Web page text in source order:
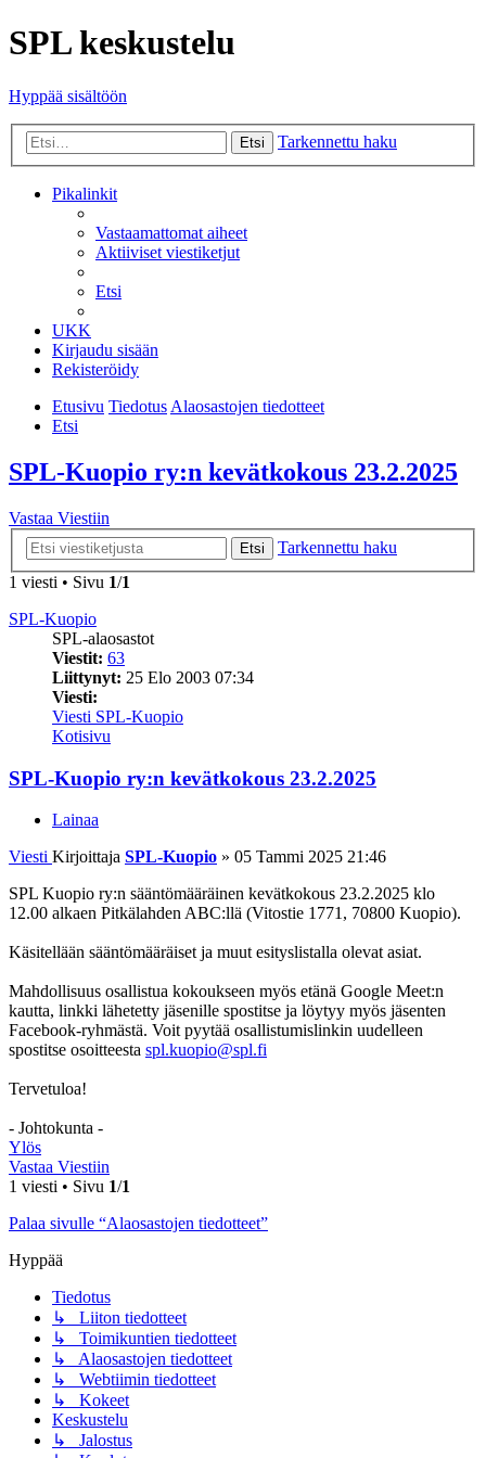
SPL keskustelu
Hyppää sisältöön
Etsi Tarkennettu haku
Pikalinkit
Vastaamattomat aiheet
Aktiiviset viestiketjut
Etsi
UKK
Kirjaudu sisään
Rekisteröidy
Etusivu TiedotusAlaosastojen tiedotteet
Etsi
SPL-Kuopio ry:n kevätkokous 23.2.2025
Vastaa Viestiin
Etsi
Tarkennettu haku
1 viesti • Sivu 1/1
SPL-Kuopio
SPL-alaosastot
Viestit: 63
Liittynyt: 25 Elo 2003 07:34
Viesti:
Viesti SPL-Kuopio
Kotisivu
SPL-Kuopio ry:n kevätkokous 23.2.2025
Lainaa
Viesti Kirjoittaja SPL-Kuopio » 05 Tammi 2025 21:46
SPL Kuopio ry:n sääntömääräinen kevätkokous 23.2.2025 klo
12.00 alkaen Pitkälahden ABC:llä (Vitostie 1771, 70800 Kuopio).
Käsitellään sääntömääräiset ja muut esityslistalla olevat asiat.
Mahdollisuus osallistua kokoukseen myös etänä Google Meet:n
kautta, linkki lähetetty jäsenille spostitse ja löytyy myös jäsenten
Facebook-ryhmästä. Voit pyytää osallistumislinkin uudelleen
spostitse osoitteesta spl.kuopio@spl.fi
Tervetuloa!
- Johtokunta -
Ylös
Vastaa Viestiin
1 viesti • Sivu 1/1
Palaa sivulle “Alaosastojen tiedotteet”
Hyppää
Tiedotus
↳ Liiton tiedotteet
↳ Toimikuntien tiedotteet
↳ Alaosastojen tiedotteet
↳ Webtiimin tiedotteet
↳ Kokeet
Keskustelu
↳ Jalostus